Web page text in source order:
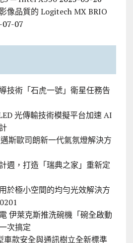
像品質的 Logitech MX BRIO
07-07
技術「石虎一號」衛星任務告
光傳輸技術模擬平台加速 AI
斯歐司朗新一代氣氛燈解決方
週，打造「瑞典之家」重新定
於極小空間的均勻光效解決方
伊萊克斯推洗碗機「碗全啟動
次搞定
車款安全與通訊樹立全新標準